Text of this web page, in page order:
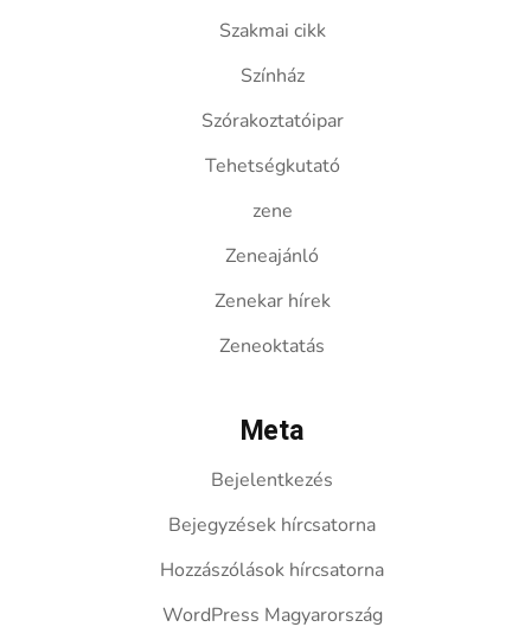
Szakmai cikk
Színház
Szórakoztatóipar
Tehetségkutató
zene
Zeneajánló
Zenekar hírek
Zeneoktatás
Meta
Bejelentkezés
Bejegyzések hírcsatorna
Hozzászólások hírcsatorna
WordPress Magyarország